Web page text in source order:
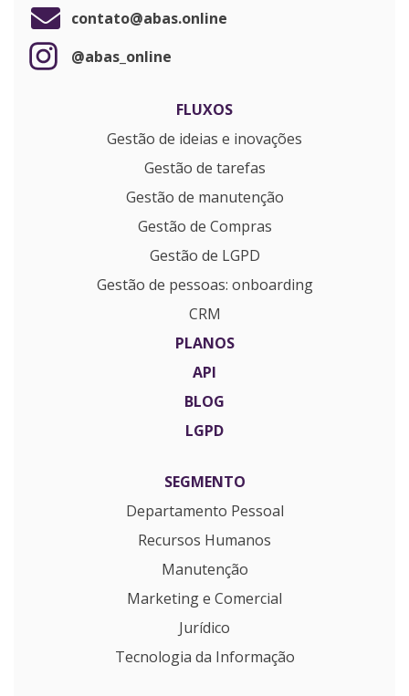
contato@abas.online
@abas_online
FLUXOS
Gestão de ideias e inovações
Gestão de tarefas
Gestão de manutenção
Gestão de Compras
Gestão de LGPD
Gestão de pessoas: onboarding
CRM
PLANOS
API
BLOG
LGPD
SEGMENTO
Departamento Pessoal
Recursos Humanos
Manutenção
Marketing e Comercial
Jurídico
Tecnologia da Informação